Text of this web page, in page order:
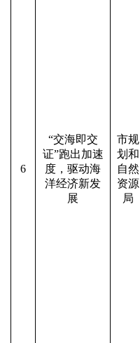
6
“交海即交
证”跑出加速
度，驱动海
洋经济新发
展
市规
划和
自然
资源
局